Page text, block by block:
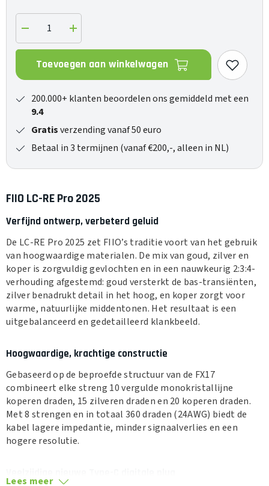
Verlaag
de
hoeveelheid
voor
2025
Verhoog
de
hoeveelheid
LC-
2025
Toevoegen aan winkelwagen
200.000+ klanten beoordelen ons gemiddeld met een
9.4
Gratisverzending vanaf 50 euro
Betaal in 3 termijnen (vanaf €200,-, alleen in NL)
FIIO LC-RE Pro 2025
Verfijnd ontwerp, verbeterd geluid
De LC-RE Pro 2025 zet FIIO’s traditie voort van het gebruik
van hoogwaardige materialen. De mix van goud, zilver en
koper is zorgvuldig gevlochten en in een nauwkeurig 2:3:4-
verhouding afgestemd: goud versterkt de bas-transiënten,
zilver benadrukt detail in het hoog, en koper zorgt voor
warme, natuurlijke middentonen. Het resultaat is een
uitgebalanceerd en gedetailleerd klankbeeld.
Hoogwaardige, krachtige constructie
Gebaseerd op de beproefde structuur van de FX17
combineert elke streng 10 vergulde monokristallijne
koperen draden, 15 zilveren draden en 20 koperen draden.
Met 8 strengen en in totaal 360 draden (24AWG) biedt de
kabel lagere impedantie, minder signaalverlies en een
hogere resolutie.
Lees meer